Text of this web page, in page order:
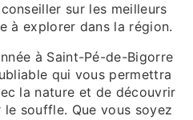
sur les meilleurs
à explorer dans la région.
à Saint-Pé-de-Bigorre
qui vous permettra
la nature et de découvrir
souffle. Que vous soyez